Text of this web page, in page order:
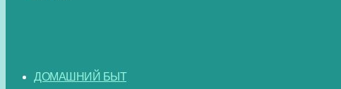
ДОМАШНИЙ БЫТ